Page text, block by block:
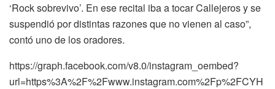
‘Rock sobrevivo’. En ese recital iba a tocar Callejeros y se
suspendió por distintas razones que no vienen al caso”,
contó uno de los oradores.
https://graph.facebook.com/v8.0/instagram_oembed?
url=https%3A%2F%2Fwww.instagram.com%2Fp%2FCYH